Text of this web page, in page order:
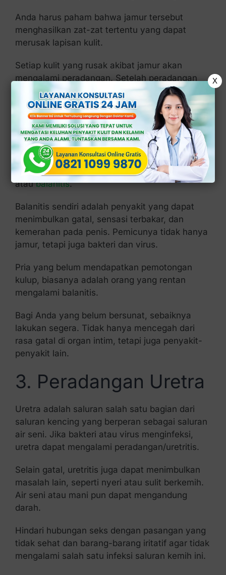
Anda harus paham bahwa jamur tersebut
menghasilkan zat-zat tertentu yang dapat
merusak lapisan kulit.
Setiap kulit yang rusak akibat jamur akan
mengalami peradangan. Setelah peradangan
terjadi, penderita akan merasakan gatal-gatal di
kemaluan.
2. Balanitis
Infeksi yang melanda penis bagian kepala atau
penutupnya dapat menghasilkan peradangan
ataubalanitis.
Balanitis sendiri adalah penyakit yang dapat
menimbulkan gatal, sensasi terbakar, dan
kemerahan pada penis. Pemicunya tidak hanya
jamur, tetapi juga bakteri dan virus.
Pria yang belum mendapatkan pemotongan
kulup, biasanya adalah orang yang rentan
mengalami balanitis.
Bagi Anda yang belum bersunat, sebaiknya
lakukan segera. Tidak hanya mencegah dari
rasa gatal di organ intim, tetapi juga penyakit-
penyakit lain.
3. Peradangan Uretra
Uretra adalah saluran salah satu bagian dari
saluran kencing yang berperan sebagai saluran
air seni. Jika bakteri atau virus menginfeksi,
uretra dapat mengalami peradangan/uretritis.
Selain gatal, uretritis juga dapat menimbulkan
masalah lain, seperti nyeri atau sulit berkemih.
Air seni atau mani pun dapat mengandung
darah.
Hindari hubungan seks dengan pasangan yang
tidak sehat dan barang-barang iritatif agar tidak
mengalami salah satu infeksi saluran kemih ini.
X